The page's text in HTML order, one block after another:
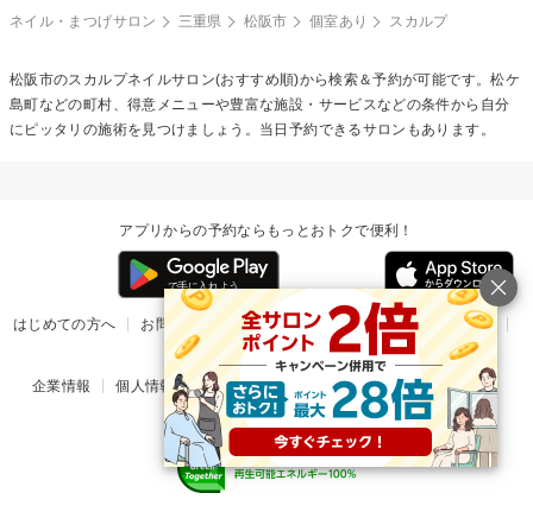
ネイル・まつげサロン 三重県 松阪市 個室あり スカルプ
松阪市のスカルプネイルサロン(おすすめ順)から検索＆予約が可能です。松ケ
島町などの町村、得意メニューや豊富な施設・サービスなどの条件から自分
にピッタリの施術を見つけましょう。当日予約できるサロンもあります。
アプリからの予約ならもっとおトクで便利！
はじめての方へ お問い合わせ ヘルプ リリース情報
利用規約
掲載ご希望のサロン様
企業情報 個人情報保護方針 楽天のサービス一覧 アプリ一覧
© Rakuten Group, Inc.